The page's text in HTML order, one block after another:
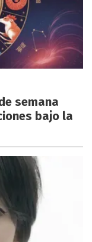
semana
bajo la